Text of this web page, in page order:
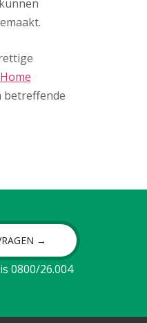
betreffende
→
0800/26.004